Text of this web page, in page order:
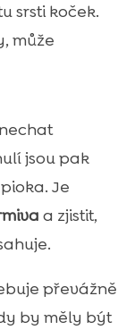
srsti koček.
může
jsou pak
Je
a zjistit,
převážně
by měly být